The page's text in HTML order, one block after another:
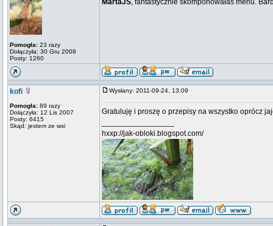
Pomogła: 23 razy
Dołączyła: 30 Gru 2008
Posty: 1260
MartaJS, fantastycznie skomponowałas menu.
kofi
Pomogła: 89 razy
Dołączyła: 12 Lis 2007
Posty: 6415
Skąd: jestem ze wsi
Wysłany: 2011-09-24, 13:09
Gratuluję i proszę o przepisy na wszystko oprócz
hxxp://jak-obloki.blogspot.com/